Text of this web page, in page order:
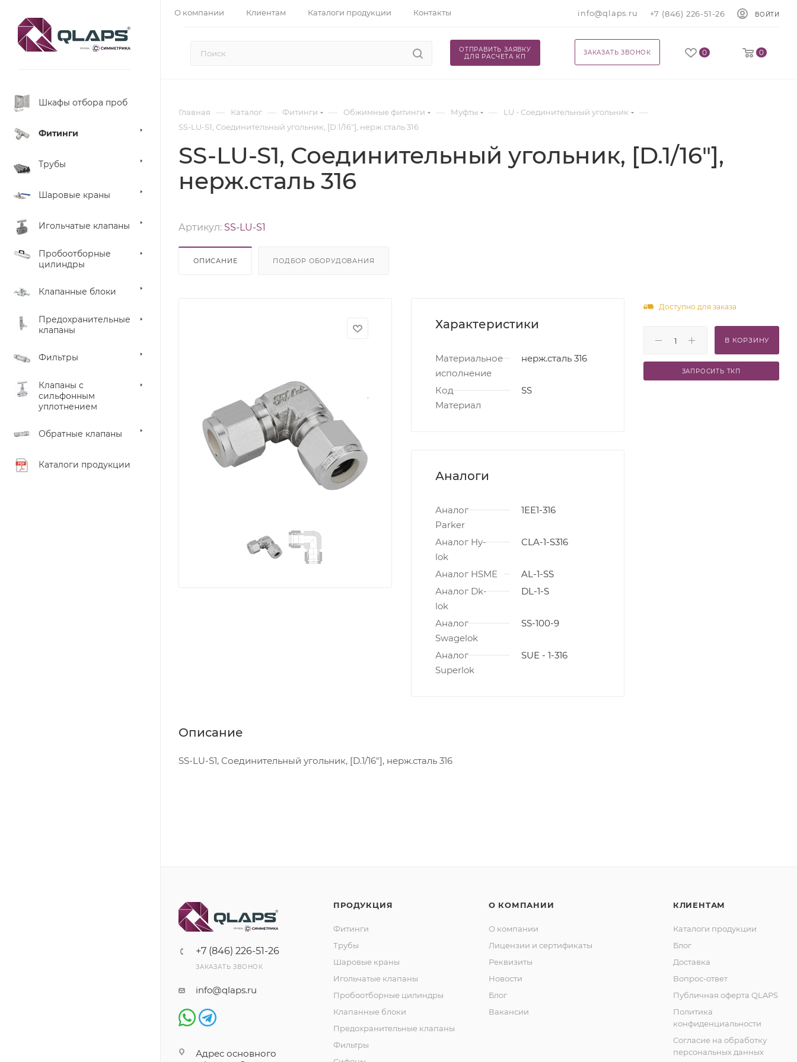
О компании Клиентам Каталоги продукции Контакты info@qlaps.ru +7 (846) 226-51-26 ВОЙТИ
0 0
ЗАКАЗАТЬ ЗВОНОК
ОТПРАВИТЬ ЗАЯВКУ
ДЛЯ РАСЧЕТА КП
Шкафы отбора проб
Фитинги
Трубы
Шаровые краны
Игольчатые клапаны
Пробоотборные
цилиндры
Клапанные блоки
Предохранительные
клапаны
Фильтры
Клапаны с
сильфонным
уплотнением
Обратные клапаны
Каталоги продукции
Главная — Каталог — Фитинги — Обжимные фитинги — Муфты — LU - Соединительный угольник —
SS-LU-S1, Соединительный угольник, [D.1/16"], нерж.сталь 316
SS-LU-S1, Соединительный угольник, [D.1/16"],
нерж.сталь 316
Артикул: SS-LU-S1
ОПИСАНИЕ ПОДБОР ОБОРУДОВАНИЯ
Характеристики
Материальное
исполнение
нерж.сталь 316
Код
Материал
SS
Аналоги
Аналог
Parker
1EE1-316
Аналог Hy-
lok
CLA-1-S316
Аналог HSME
AL-1-SS
Аналог Dk-
lok
DL-1-S
Аналог
Swagelok
SS-100-9
Аналог
Superlok
SUE - 1-316
Описание
SS-LU-S1, Соединительный угольник, [D.1/16"], нерж.сталь 316
Доступно для заказа
В КОРЗИНУ
ЗАПРОСИТЬ ТКП
+7 (846) 226-51-26
ЗАКАЗАТЬ ЗВОНОК
info@qlaps.ru
Адрес основного
ПРОДУКЦИЯ
Фитинги
Трубы
Шаровые краны
Игольчатые клапаны
Пробоотборные цилиндры
Клапанные блоки
Предохранительные клапаны
Фильтры
О КОМПАНИИ
О компании
Лицензии и сертификаты
Реквизиты
Новости
Блог
Вакансии
КЛИЕНТАМ
Каталоги продукции
Блог
Доставка
Вопрос-ответ
Публичная оферта QLAPS
Политика
конфиденциальности
Согласие на обработку
персональных данных